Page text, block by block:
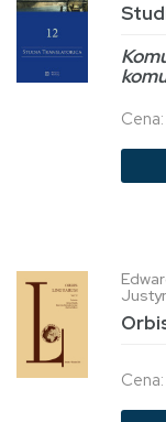
Cena:
Cena: